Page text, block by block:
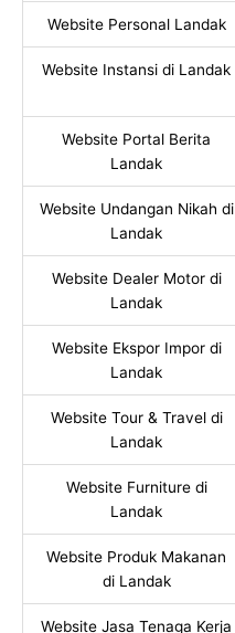
Website Personal Landak
Website Instansi di Landak
Website Portal Berita
Landak
Website Undangan Nikah di
Landak
Website Dealer Motor di
Landak
Website Ekspor Impor di
Landak
Website Tour & Travel di
Landak
Website Furniture di
Landak
Website Produk Makanan
di Landak
Website Jasa Tenaga Kerja